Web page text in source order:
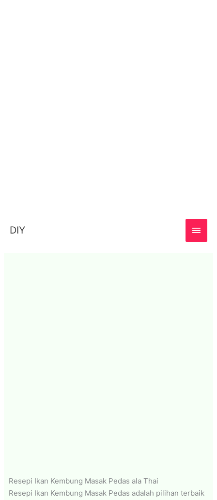
DIY
Resepi Ikan Kembung Masak Pedas ala Thai
Resepi Ikan Kembung Masak Pedas adalah pilihan terbaik